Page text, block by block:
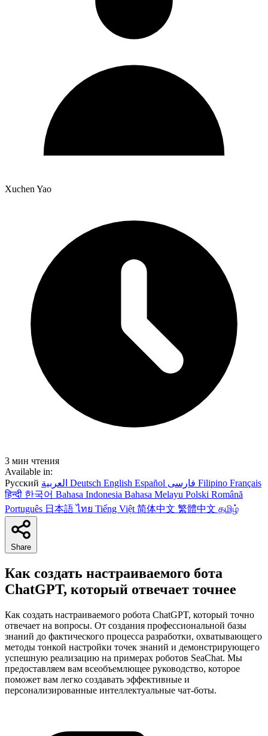
Xuchen Yao
3 мин чтения
Available in:
Русский
Deutsch English Español Filipino Français
हिन्दी 한국어 Bahasa Indonesia Bahasa Melayu Polski Română
Português 日本語ไทย Tiếng Việt 简体中文 繁體中文 தமிழ்
Share
Как создать настраиваемого бота
ChatGPT, который отвечает точнее
Как создать настраиваемого робота ChatGPT, который точно
отвечает на вопросы. От создания профессиональной базы
знаний до фактического процесса разработки, охватывающего
методы тонкой настройки точек знаний и демонстрирующего
успешную реализацию на примерах роботов SeaChat. Мы
предоставляем вам всеобъемлющее руководство, которое
поможет вам легко создавать эффективные и
персонализированные интеллектуальные чат-боты.